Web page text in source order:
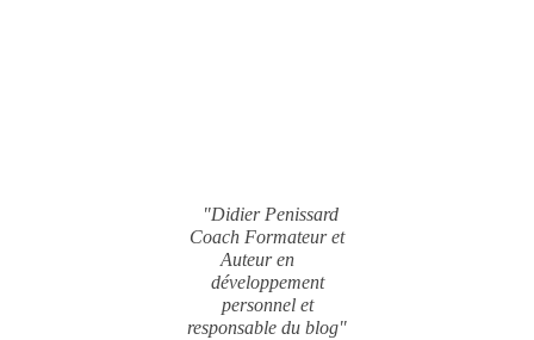
"Didier Penissard
Coach Formateur et
Auteur en
développement
personnel et
responsable du blog"